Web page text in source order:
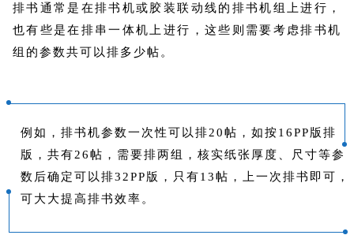
排书通常是在排书机或胶装联动线的排书机组上进行，
也有些是在排串一体机上进行，这些则需要考虑排书机
组的参数共可以排多少帖。
例如，排书机参数一次性可以排20帖，如按16PP版排
版，共有26帖，需要排两组，核实纸张厚度、尺寸等参
数后确定可以排32PP版，只有13帖，上一次排书即可，
可大大提高排书效率。